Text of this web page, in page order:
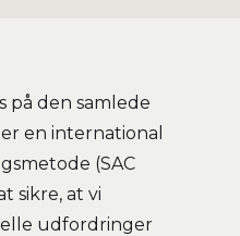
på den samlede
en international
(SAC
sikre, at vi
udfordringer